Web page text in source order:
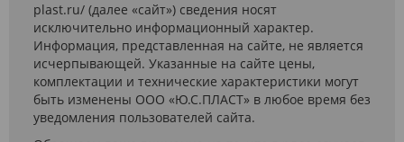
plast.ru/ (далее «сайт») сведения носят
исключительно информационный характер.
Информация, представленная на сайте, не является
исчерпывающей. Указанные на сайте цены,
комплектации и технические характеристики могут
быть изменены ООО «Ю.С.ПЛАСТ» в любое время без
уведомления пользователей сайта.